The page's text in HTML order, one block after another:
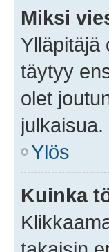
Miksi
Ylläpitäjä
täytyy
olet
Ylös
Kuinka